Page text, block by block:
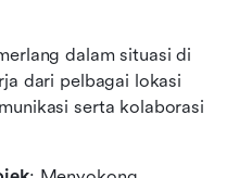
dalam situasi di
dari pelbagai lokasi
serta kolaborasi